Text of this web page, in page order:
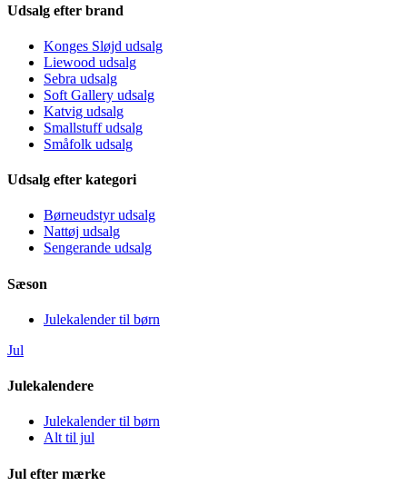
Udsalg efter brand
Konges Sløjd udsalg
Liewood udsalg
Sebra udsalg
Soft Gallery udsalg
Katvig udsalg
Smallstuff udsalg
Småfolk udsalg
Udsalg efter kategori
Børneudstyr udsalg
Nattøj udsalg
Sengerande udsalg
Sæson
Julekalender til børn
Jul
Julekalendere
Julekalender til børn
Alt til jul
Jul efter mærke